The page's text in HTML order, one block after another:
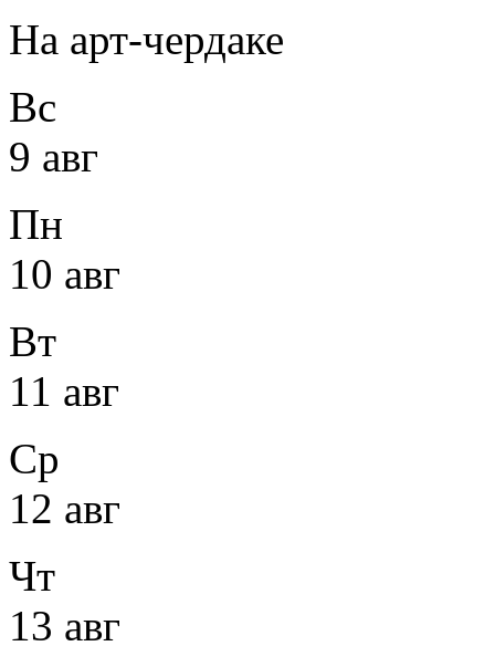
На арт-чердаке
Вс
9 авг
Пн
10 авг
Вт
11 авг
Ср
12 авг
Чт
13 авг